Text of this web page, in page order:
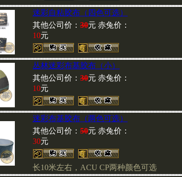
MAGNUM（马
美国黑鹰干探衬衣
迷彩自粘胶布（四色可选）
其他公司价： 30元 赤兔价：
10元
丛林迷彩布基胶布（小）
其他公司价： 30元 赤兔价：
10元
迷彩布基胶布（两色可选）
其他公司价： 50元 赤兔价：
30元
长10米左右，ACU CP两种颜色可选